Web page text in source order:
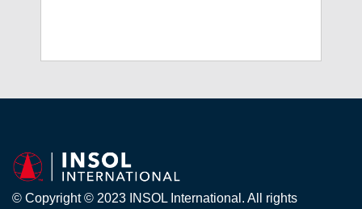
© Copyright © 2023 INSOL International. All rights